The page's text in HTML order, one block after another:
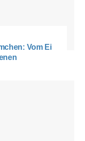
Vom Ei